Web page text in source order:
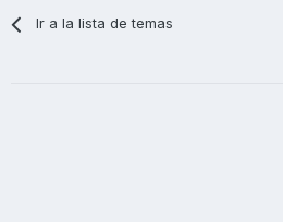
Ir a la lista de temas